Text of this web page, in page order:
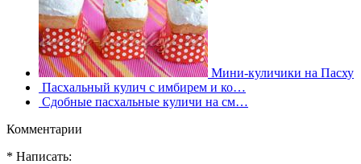
Мини-куличики на Пасху
Пасхальный кулич с имбирем и ко…
Сдобные пасхальные куличи на см…
Комментарии
* Написать: